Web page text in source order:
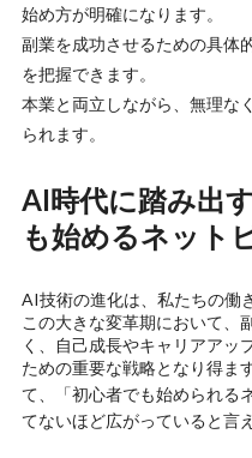
始め方が明確になります。
副業を成功させるための具体
を把握できます。
本業と両立しながら、無理な
られます。
AI時代に踏み出
も始めるネット
AI技術の進化は、私たちの働
この大きな変革期において、
く、自己成長やキャリアアッ
ための重要な戦略となり得ま
て、
「初心者でも始められる
てないほど広がっていると言